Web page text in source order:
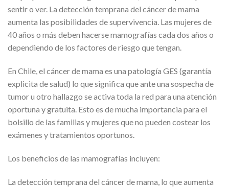
sentir o ver. La detección temprana del cáncer de mama
aumenta las posibilidades de supervivencia. Las mujeres de
40 años o más deben hacerse mamografías cada dos años o
dependiendo de los factores de riesgo que tengan.
En Chile, el cáncer de mama es una patología GES (garantía
explicita de salud) lo que significa que ante una sospecha de
tumor u otro hallazgo se activa toda la red para una atención
oportuna y gratuita. Esto es de mucha importancia para el
bolsillo de las familias y mujeres que no pueden costear los
exámenes y tratamientos oportunos.
Los beneficios de las mamografías incluyen:
La detección temprana del cáncer de mama, lo que aumenta